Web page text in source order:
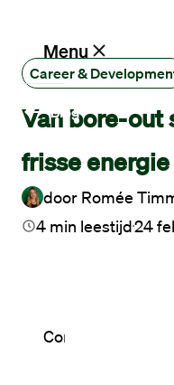
Menu
Vacatures
via
Contact
Blog
Career &
Van bore-out
frisse
door Romée
4 min leestijd24